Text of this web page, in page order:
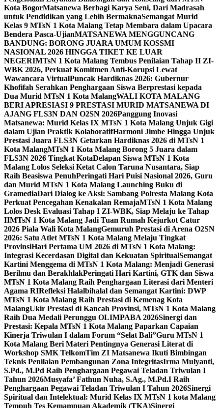
Kota BogorMatsanewa Berbagi Karya Seni, Dari Madrasah
untuk Pendidikan yang Lebih BermaknaSemangat Murid
Kelas 9 MTsN 1 Kota Malang Tetap Membara dalam Upacara
Bendera Pasca-UjianMATSANEWA MENGGUNCANG
BANDUNG: BORONG JUARA UMUM KOSSMI
NASIONAL 2026 HINGGA TIKET KE LUAR
NEGERIMTsN 1 Kota Malang Tembus Penilaian Tahap II ZI-
WBK 2026, Perkuat Komitmen Anti-Korupsi Lewat
Wawancara VirtualPuncak Hardiknas 2026: Gubernur
Khofifah Serahkan Penghargaan Siswa Berprestasi kepada
Dua Murid MTsN 1 Kota MalangWALI KOTA MALANG
BERI APRESIASI 9 PRESTASI MURID MATSANEWA DI
AJANG FLS3N DAN O2SN 2026Panggung Inovasi
Matsanewa: Murid Kelas IX MTsN 1 Kota Malang Unjuk Gigi
dalam Ujian Praktik KolaboratifHarmoni Jimbe Hingga Unjuk
Prestasi Juara FLS3N Getarkan Hardiknas 2026 di MTsN 1
Kota MalangMTsN 1 Kota Malang Borong 5 Juara dalam
FLS3N 2026 Tingkat KotaDelapan Siswa MTsN 1 Kota
Malang Lolos Seleksi Ketat Calon Taruna Nusantara, Siap
Raih Beasiswa PenuhPeringati Hari Puisi Nasional 2026, Guru
dan Murid MTsN 1 Kota Malang Launching Buku di
GramediaDari Dialog ke Aksi: Sambang Polresta Malang Kota
Perkuat Pencegahan Kenakalan RemajaMTsN 1 Kota Malang
Lolos Desk Evaluasi Tahap I ZI-WBK, Siap Melaju ke Tahap
IIMTsN 1 Kota Malang Jadi Tuan Rumah Kejurkot Catur
2026 Piala Wali Kota MalangGemuruh Prestasi di Arena O2SN
2026: Satu Atlet MTsN 1 Kota Malang Melaju Tingkat
ProvinsiHari Pertama UM 2026 di MTsN 1 Kota Malang:
Integrasi Kecerdasan Digital dan Kekuatan SpiritualSemangat
Kartini Menggema di MTsN 1 Kota Malang: Menjadi Generasi
Berilmu dan BerakhlakPeringati Hari Kartini, GTK dan Siswa
MTsN 1 Kota Malang Raih Penghargaan Literasi dari Menteri
Agama RIRefleksi Halalbihalal dan Semangat Kartini: DWP
MTsN 1 Kota Malang Raih Prestasi di Kemenag Kota
MalangUkir Prestasi di Kancah Provinsi, MTsN 1 Kota Malang
Raih Dua Medali Perunggu OLIMPABA 2026Sinergi dan
Prestasi: Kepala MTsN 1 Kota Malang Paparkan Capaian
Kinerja Triwulan I dalam Forum “Selat Bali”Guru MTsN 1
Kota Malang Beri Materi Pentingnya Generasi Literat di
Workshop SMK TelkomTim ZI Matsanewa Ikuti Bimbingan
Teknis Penilaian Pembangunan Zona IntegritasIrma Mulyanti,
S.Pd., M.Pd Raih Penghargaan Pegawai Teladan Triwulan I
Tahun 2026Musyafa’ Fathun Nuha, S.Ag., M.Pd.I Raih
Penghargaan Pegawai Teladan Triwulan I Tahun 2026Sinergi
Spiritual dan Intelektual: Murid Kelas IX MTsN 1 kota Malang
Tempuh Tes Kemampuan Akademik (TKA)Sinergi